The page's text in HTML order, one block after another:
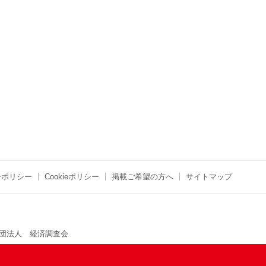
リシー Cookieポリシー 掲載ご希望の方へ サイトマップ
法人 経済調査会